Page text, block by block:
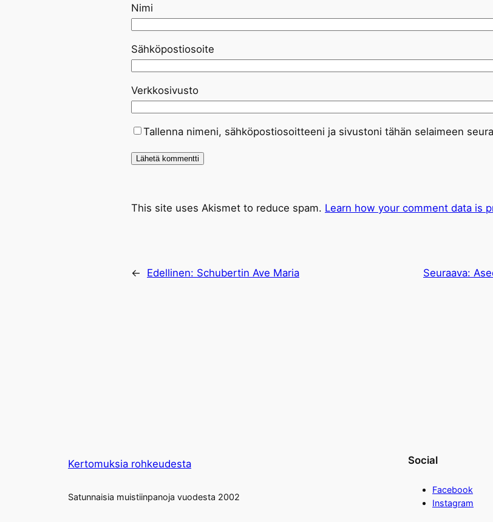
Nimi
Sähköpostiosoite
Verkkosivusto
Tallenna nimeni, sähköpostiosoitteeni ja sivustoni tähän selaimeen
This site uses Akismet to reduce spam. Learn how your comment data is
← Edellinen: Schubertin Ave Maria Seuraava:
Kertomuksia rohkeudesta
Satunnaisia muistiinpanoja vuodesta 2002
Social
Facebook
Instagram